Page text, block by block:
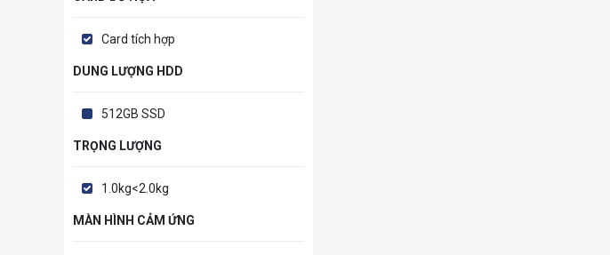
Card tích hợp
DUNG LƯỢNG HDD
512GB SSD
TRỌNG LƯỢNG
1.0kg<2.0kg
MÀN HÌNH CẢM ỨNG